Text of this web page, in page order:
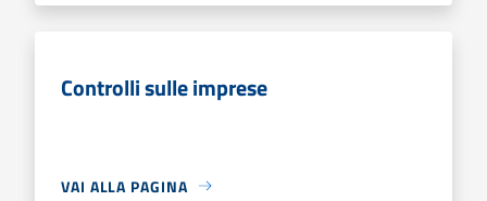
Controlli sulle imprese
VAI ALLA PAGINA